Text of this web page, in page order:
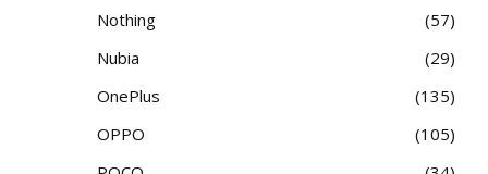
Nothing
57
Nubia
29
OnePlus
135
OPPO
105